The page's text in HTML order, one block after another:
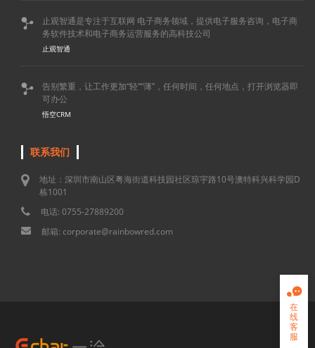

止观智通是专注于互联网 电子商务领域，提供电子服务咨询，电子商
务软件技术和电子商务运营服务的高科技公司
止观智通

告别繁重，让工作更加“轻”“薄”，任何时间，任何地点，打开浏览器即
可办公
悟空CRM
联系我们
地址：深圳市南山区粤海街道科技园社区琼宇路10号澳特科兴科学园D
栋1001
电话: 0755-27889200
邮箱: corporate@rainbowred.com

在
线
客
服